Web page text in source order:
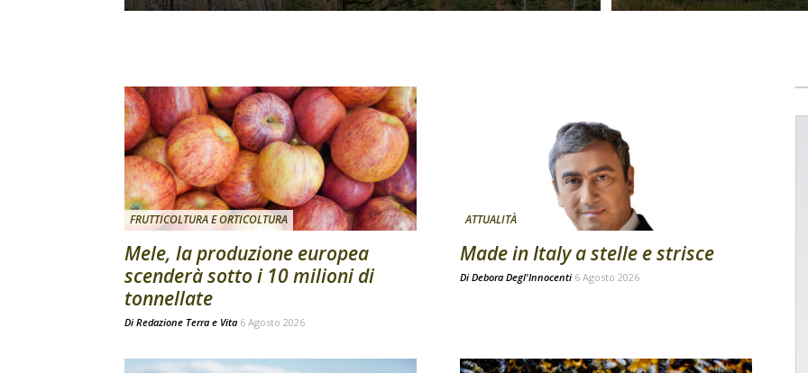
FRUTTICOLTURA E ORTICOLTURA
Mele, la produzione europea
scenderà sotto i 10 milioni di
tonnellate
Di Redazione Terra e Vita 6 Agosto 2026
ATTUALITÀ
Made in Italy a stelle e strisce
Di Debora Degl'Innocenti 6 Agosto 2026